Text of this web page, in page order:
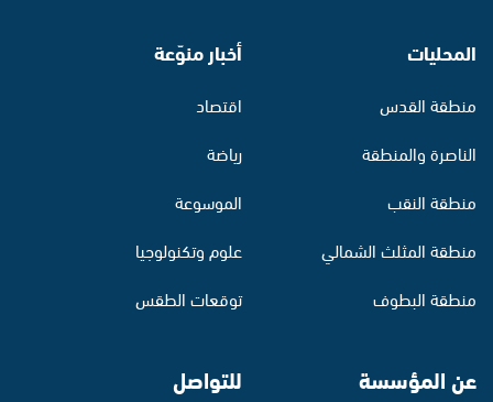
المحليات
منطقة القدس
الناصرة والمنطقة
منطقة النقب
منطقة المثلث الشمالي
منطقة البطوف
أخبار منوّعة
اقتصاد
رياضة
الموسوعة
علوم وتكنولوجيا
توقعات الطقس
عن المؤسسة للتواصل